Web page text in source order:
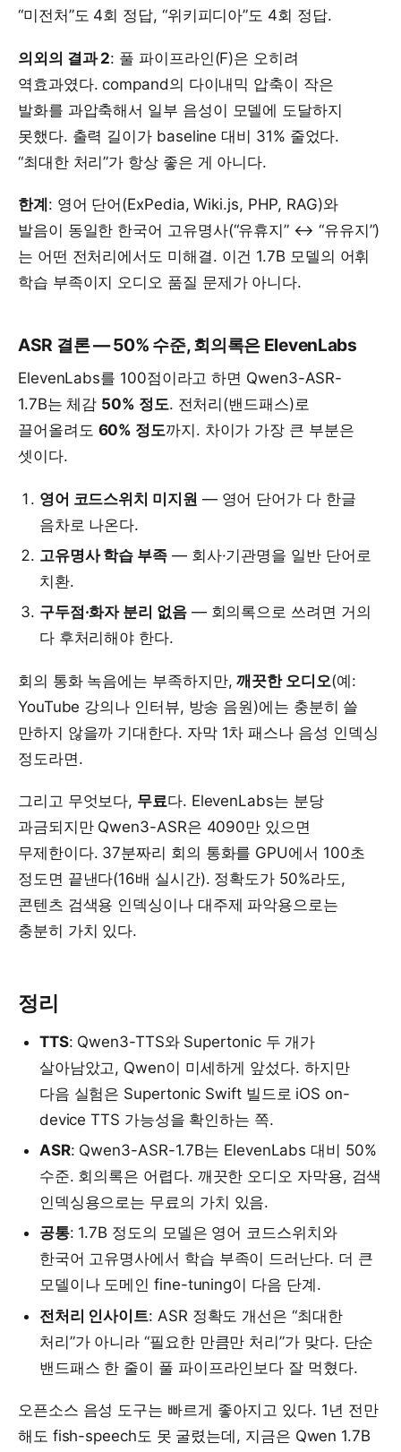
“미전처”도 4회 정답, “위키피디아”도 4회 정답.
의외의 결과 2: 풀 파이프라인(F)은 오히려
역효과였다. compand의 다이내믹 압축이 작은
발화를 과압축해서 일부 음성이 모델에 도달하지
못했다. 출력 길이가 baseline 대비 31% 줄었다.
“최대한 처리”가 항상 좋은 게 아니다.
한계 : 영어 단어(ExPedia, Wiki.js, PHP, RAG)와
발음이 동일한 한국어 고유명사(“유휴지” ↔ “유유지”)
는 어떤 전처리에서도 미해결. 이건 1.7B 모델의 어휘
학습 부족이지 오디오 품질 문제가 아니다.
ASR 결론 — 50% 수준, 회의록은 ElevenLabs
ElevenLabs를 100점이라고 하면 Qwen3-ASR-
1.7B는 체감 50% 정도. 전처리(밴드패스)로
끌어올려도 60% 정도까지. 차이가 가장 큰 부분은
셋이다.
영어 코드스위치 미지원 — 영어 단어가 다 한글
음차로 나온다.
고유명사 학습 부족— 회사·기관명을 일반 단어로
치환.
구두점·화자 분리 없음— 회의록으로 쓰려면 거의
다 후처리해야 한다.
회의 통화 녹음에는 부족하지만,깨끗한 오디오(예:
YouTube 강의나 인터뷰, 방송 음원)에는 충분히 쓸
만하지 않을까 기대한다. 자막 1차 패스나 음성 인덱싱
정도라면.
그리고 무엇보다, 무료다. ElevenLabs는 분당
과금되지만 Qwen3-ASR은 4090만 있으면
무제한이다. 37분짜리 회의 통화를 GPU에서 100초
정도면 끝낸다(16배 실시간). 정확도가 50%라도,
콘텐츠 검색용 인덱싱이나 대주제 파악용으로는
충분히 가치 있다.
정리
TTS: Qwen3-TTS와 Supertonic 두 개가
살아남았고, Qwen이 미세하게 앞섰다. 하지만
다음 실험은 Supertonic Swift 빌드로 iOS on-
device TTS 가능성을 확인하는 쪽.
ASR: Qwen3-ASR-1.7B는 ElevenLabs 대비 50%
수준. 회의록은 어렵다. 깨끗한 오디오 자막용, 검색
인덱싱용으로는 무료의 가치 있음.
공통: 1.7B 정도의 모델은 영어 코드스위치와
한국어 고유명사에서 학습 부족이 드러난다. 더 큰
모델이나 도메인 fine-tuning이 다음 단계.
전처리 인사이트: ASR 정확도 개선은 “최대한
처리”가 아니라 “필요한 만큼만 처리”가 맞다. 단순
밴드패스 한 줄이 풀 파이프라인보다 잘 먹혔다.
오픈소스 음성 도구는 빠르게 좋아지고 있다. 1년 전만
해도 fish-speech도 못 굴렸는데, 지금은 Qwen 1.7B